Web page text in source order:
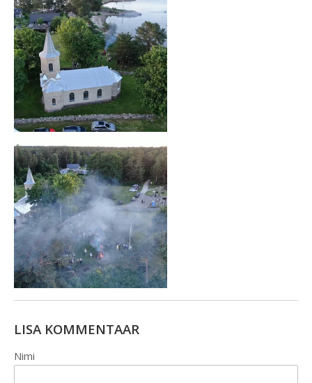
LISA KOMMENTAAR
Nimi